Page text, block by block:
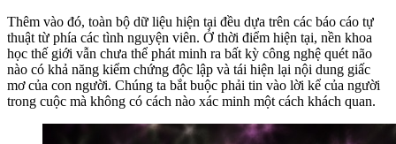
Thêm vào đó, toàn bộ dữ liệu hiện tại đều dựa trên các báo cáo tự
thuật từ phía các tình nguyện viên. Ở thời điểm hiện tại, nền khoa
học thế giới vẫn chưa thể phát minh ra bất kỳ công nghệ quét não
nào có khả năng kiểm chứng độc lập và tái hiện lại nội dung giấc
mơ của con người. Chúng ta bắt buộc phải tin vào lời kể của người
trong cuộc mà không có cách nào xác minh một cách khách quan.